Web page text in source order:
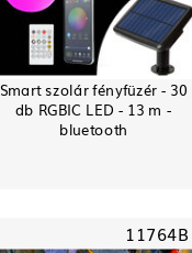
Smart szolár fényfüzér - 30
db RGBIC LED - 13 m -
bluetooth
11764B